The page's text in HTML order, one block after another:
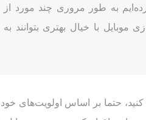
به طور مروری چند مورد از
موبایل با خیال بهتری بتوانند به
کنید، حتما بر اساس اولویت‌های خود